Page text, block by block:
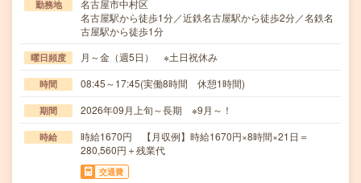
勤務地
名古屋市中村区
名古屋駅から徒歩1分／近鉄名古屋駅から徒歩2分／名鉄名
古屋駅から徒歩1分
曜日頻度 月～金（週5日） ※土日祝休み
時間 08:45～17:45(実働8時間 休憩1時間)
期間 2026年09月上旬～長期 ※9月～！
時給
時給1670円 【月収例】時給1670円×8時間×21日＝
280,560円＋残業代
交通費